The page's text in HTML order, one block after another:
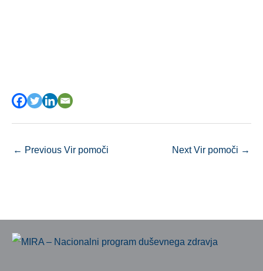
← Previous Vir pomoči Next Vir pomoči →